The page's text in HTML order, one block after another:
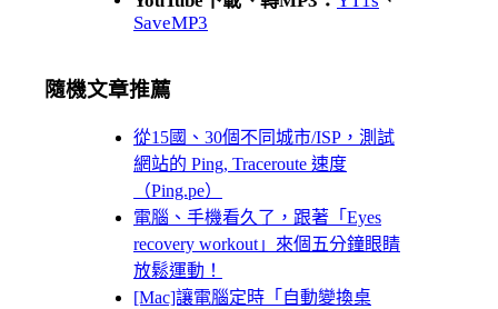
SaveMP3
隨機文章推薦
從15國、30個不同城市/ISP，測試
網站的 Ping, Traceroute 速度
（Ping.pe）
電腦、手機看久了，跟著「Eyes
recovery workout」來個五分鐘眼睛
放鬆運動！
[Mac]讓電腦定時「自動變換桌